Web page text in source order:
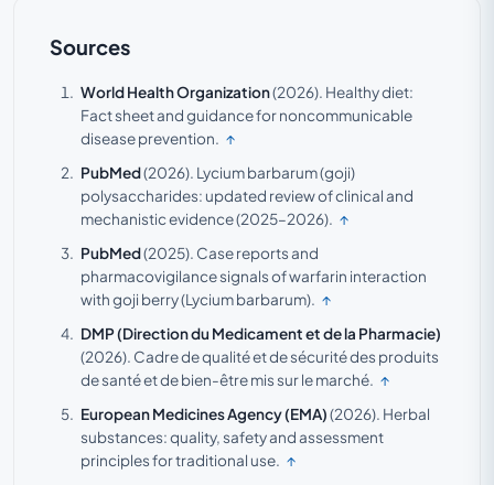
Sources
World Health Organization(2026). Healthy diet:
Fact sheet and guidance for noncommunicable
disease prevention. ↑
PubMed(2026). Lycium barbarum (goji)
polysaccharides: updated review of clinical and
mechanistic evidence (2025–2026). ↑
PubMed(2025). Case reports and
pharmacovigilance signals of warfarin interaction
with goji berry (Lycium barbarum). ↑
DMP (Direction du Medicament et de la Pharmacie)
(2026). Cadre de qualité et de sécurité des produits
de santé et de bien-être mis sur le marché. ↑
European Medicines Agency (EMA)(2026). Herbal
substances: quality, safety and assessment
principles for traditional use. ↑